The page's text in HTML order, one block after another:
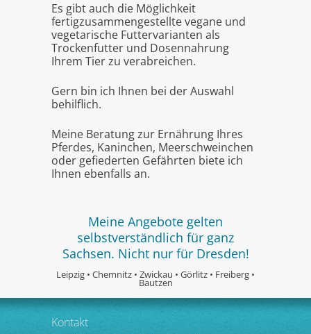
Es gibt auch die Möglichkeit
fertigzusammengestellte vegane und
vegetarische Futtervarianten als
Trockenfutter und Dosennahrung
Ihrem Tier zu verabreichen.
Gern bin ich Ihnen bei der Auswahl
behilflich.
Meine Beratung zur Ernährung Ihres
Pferdes, Kaninchen, Meerschweinchen
oder gefiederten Gefährten biete ich
Ihnen ebenfalls an.
Meine Angebote gelten
selbstverständlich für ganz
Sachsen. Nicht nur für Dresden!
Leipzig • Chemnitz • Zwickau • Görlitz • Freiberg •
Bautzen
Kontakt